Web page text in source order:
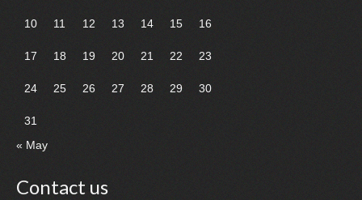
10 11 12 13 14 15 16
17 18 19 20 21 22 23
24 25 26 27 28 29 30
31
« May
Contact us